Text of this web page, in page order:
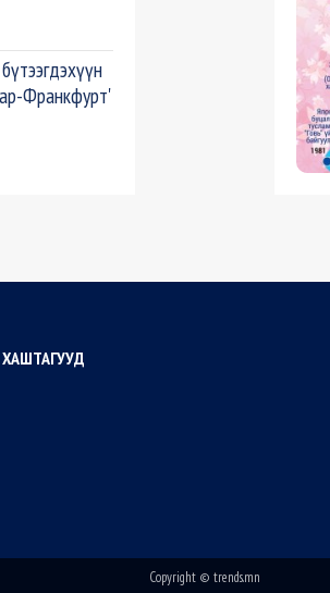
Франкфурт'
ХАШТАГУУД
Copyright © trends.mn